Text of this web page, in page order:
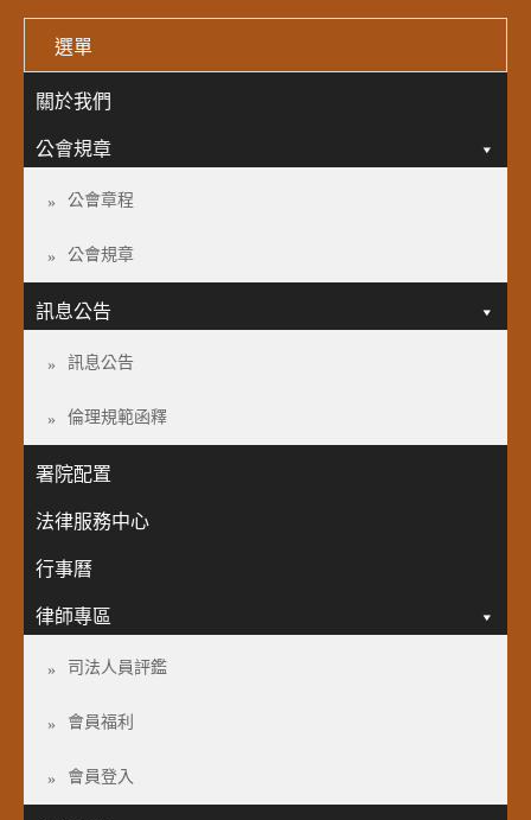
選單
關於我們
公會規章
公會章程
公會規章
訊息公告
訊息公告
倫理規範函釋
署院配置
法律服務中心
行事曆
律師專區
司法人員評鑑
會員福利
會員登入